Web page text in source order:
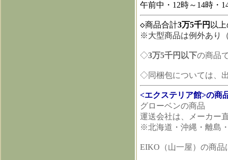
午前中・ 12時～ 14時・
◇商品合計3万5千円 以
※大型商品は例外あり
◇3万5千円以下の商品
◇同梱包については、
<エクステリア館>の商
グローベンの商品
運送会社は、メーカー
※北海道・沖縄・離島
EIKO（山一屋）の商